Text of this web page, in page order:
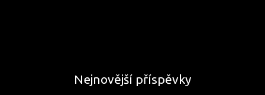
Nejnovější příspěvky